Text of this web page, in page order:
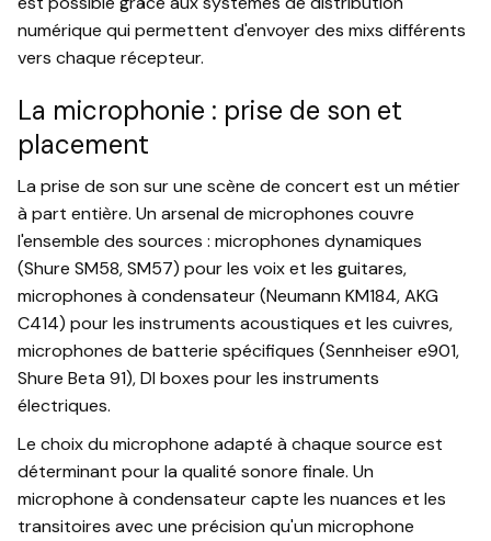
numérique qui permettent d'envoyer des mixs différents
vers chaque récepteur.
La microphonie : prise de son et
placement
La prise de son sur une scène de concert est un métier
à part entière. Un arsenal de microphones couvre
l'ensemble des sources : microphones dynamiques
(Shure SM58, SM57) pour les voix et les guitares,
microphones à condensateur (Neumann KM184, AKG
C414) pour les instruments acoustiques et les cuivres,
microphones de batterie spécifiques (Sennheiser e901,
Shure Beta 91), DI boxes pour les instruments
électriques.
Le choix du microphone adapté à chaque source est
déterminant pour la qualité sonore finale. Un
microphone à condensateur capte les nuances et les
transitoires avec une précision qu'un microphone